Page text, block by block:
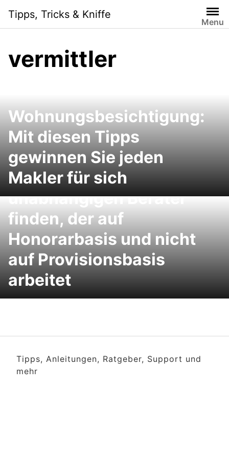
content
Tipps, Tricks & Kniffe
Menu
vermittler
Wohnungsbesichtigung:
Mit diesen Tipps
gewinnen Sie jeden
Makler für sich
Versicherungen: Einen
unabhängigen Berater
finden, der auf
Honorarbasis und nicht
auf Provisionsbasis
arbeitet
Tipps, Anleitungen, Ratgeber, Support und
mehr